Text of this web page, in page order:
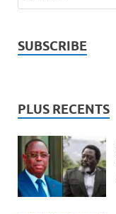
SUBSCRIBE
PLUS RECENTS